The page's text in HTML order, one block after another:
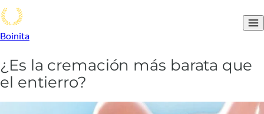
Boinita
¿Es la cremación más barata que
el entierro?